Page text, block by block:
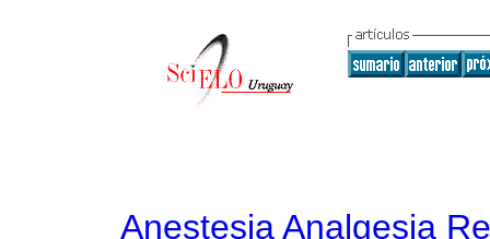
Anestesia Analgesia